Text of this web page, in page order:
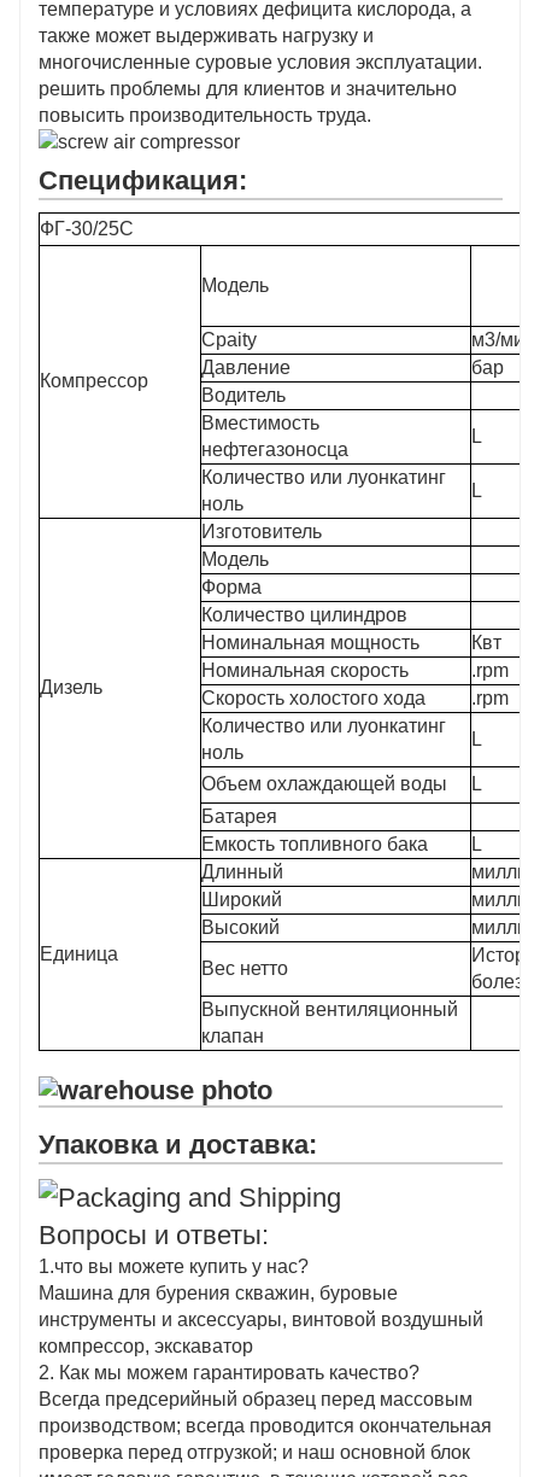
температуре и условиях дефицита кислорода, а
также может выдерживать нагрузку и
многочисленные суровые условия эксплуатации.
решить проблемы для клиентов и значительно
повысить производительность труда.
Спецификация:
ФГ-30/25С
Компрессор
Модель
Cpaity
м3/мин
Давление
бар
Водитель
Вместимость
нефтегазоносца
L
Количество или луонкатинг
ноль
L
Дизель
Изготовитель
Модель
Форма
Количество цилиндров
Номинальная мощность
Квт
Номинальная скорость
.rpm
Скорость холостого хода
.rpm
Количество или луонкатинг
ноль
L
Объем охлаждающей воды
L
Батарея
Емкость топливного бака
L
Единица
Длинный
Широкий
Высокий
Вес нетто
Выпускной вентиляционный
клапан
Упаковка и доставка:
Вопросы и ответы:
1.что вы можете купить у нас?
Машина для бурения скважин, буровые
инструменты и аксессуары, винтовой воздушный
компрессор, экскаватор
2. Как мы можем гарантировать качество?
Всегда предсерийный образец перед массовым
производством; всегда проводится окончательная
проверка перед отгрузкой; и наш основной блок